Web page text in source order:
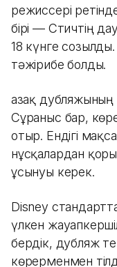
режиссері
бірі — Стичтің
18 күнге
тәжірибе болды.
Қазақ
Сұраныс бар,
отыр. Ендігі
нұсқалардан
ұсынуы керек.
Disney
үлкен
бердік, дубляж
көрерменмен